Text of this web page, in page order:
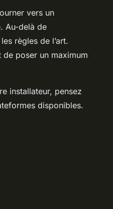
vers un
Au-delà de
règles de l’art.
de poser un maximum
installateur, pensez
disponibles.